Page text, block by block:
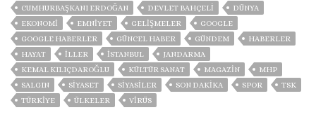
CUMHURBAŞKANI ERDOĞAN
DEVLET BAHÇELİ
DÜNYA
EKONOMİ
EMNİYET GELIŞMELER
GOOGLE
GOOGLE HABERLER
GÜNCEL HABER GÜNDEM
HABERLER
HAYAT
İLLER ISTANBUL
JANDARMA
KEMAL KILIÇDAROĞLU
KÜLTÜR SANAT MAGAZİN
MHP
SALGIN
SİYASET SİYASİLER SON DAKIKA SPOR
TSK
TÜRKİYE
ÜLKELER VIRÜS